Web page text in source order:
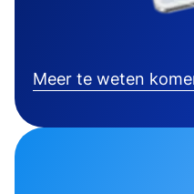
Meer te weten